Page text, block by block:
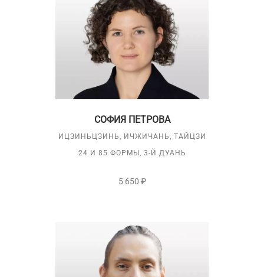
СОФИЯ ПЕТРОВА
ИЦЗИНЬЦЗИНЬ, ИЧЖИЧАНЬ, ТАЙЦЗИ
24 И 85 ФОРМЫ, 3-Й ДУАНЬ
5 650 ₽